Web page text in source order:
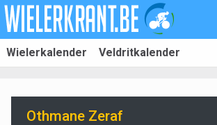
Wielerkalender Veldritkalender
Othmane Zeraf